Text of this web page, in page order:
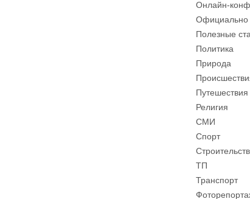
Онлайн-
Официально
Полезные
Политика
Природа
Путешествия
Религия
СМИ
Спорт
ТП
Транспорт